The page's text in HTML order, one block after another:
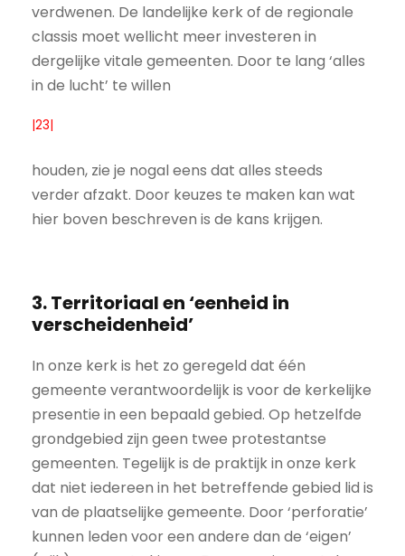
verdwenen. De landelijke kerk of de regionale
classis moet wellicht meer investeren in
dergelijke vitale gemeenten. Door te lang ‘alles
in de lucht’ te willen
|23|
houden, zie je nogal eens dat alles steeds
verder afzakt. Door keuzes te maken kan wat
hier boven beschreven is de kans krijgen.
3. Territoriaal en ‘eenheid in
verscheidenheid’
In onze kerk is het zo geregeld dat één
gemeente verantwoordelijk is voor de kerkelijke
presentie in een bepaald gebied. Op hetzelfde
grondgebied zijn geen twee protestantse
gemeenten. Tegelijk is de praktijk in onze kerk
dat niet iedereen in het betreffende gebied lid is
van de plaatselijke gemeente. Door ‘perforatie’
kunnen leden voor een andere dan de ‘eigen’